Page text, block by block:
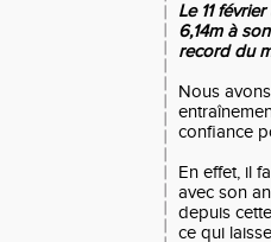
Le 11
6,14m à
record du
Nous
confiance
En effet, il
avec son
depuis
ce qui